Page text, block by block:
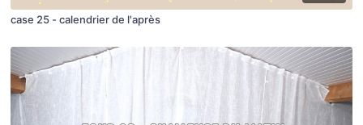
case 25 - calendrier de l'après